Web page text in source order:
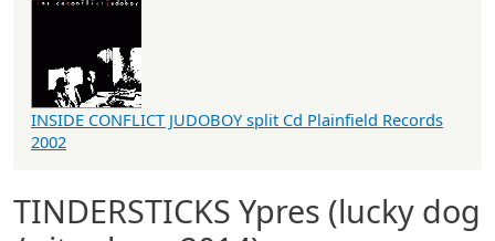
TINDERSTICKS Ypres (lucky dog
INSIDE CONFLICT JUDOBOY split Cd Plainfield Records
2002